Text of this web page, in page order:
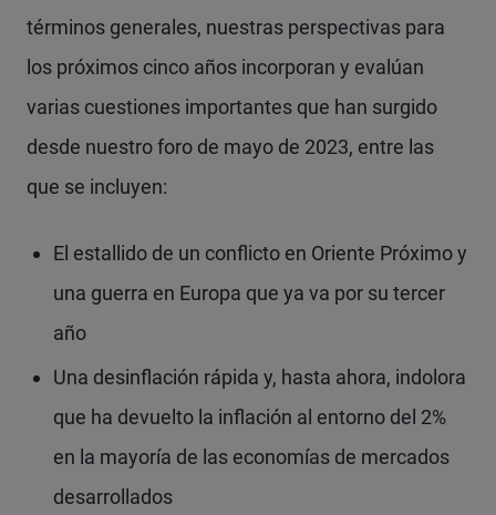
términos generales, nuestras perspectivas para
los próximos cinco años incorporan y evalúan
varias cuestiones importantes que han surgido
desde nuestro foro de mayo de 2023, entre las
que se incluyen:
El estallido de un conflicto en Oriente Próximo y
una guerra en Europa que ya va por su tercer
año
Una desinflación rápida y, hasta ahora, indolora
que ha devuelto la inflación al entorno del 2%
en la mayoría de las economías de mercados
desarrollados